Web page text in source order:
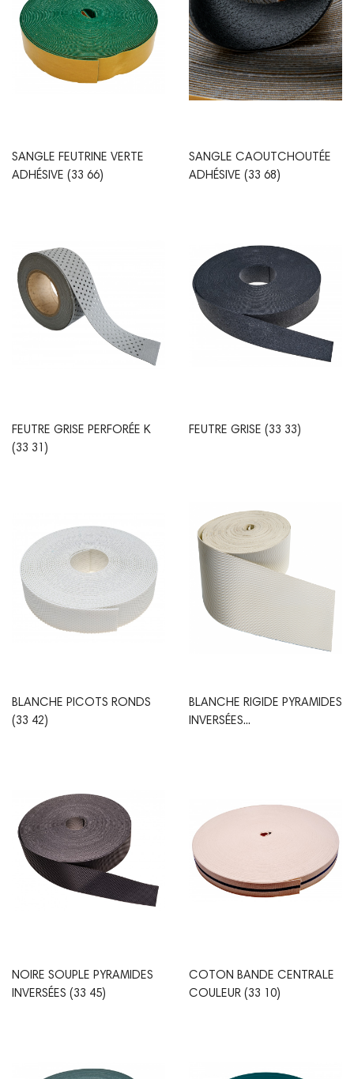
SANGLE FEUTRINE VERTE
ADHÉSIVE (33 66)
SANGLE CAOUTCHOUTÉE
ADHÉSIVE (33 68)
FEUTRE GRISE PERFORÉE K
(33 31)
FEUTRE GRISE (33 33)
BLANCHE PICOTS RONDS
(33 42)
BLANCHE RIGIDE PYRAMIDES
INVERSÉES...
NOIRE SOUPLE PYRAMIDES
INVERSÉES (33 45)
COTON BANDE CENTRALE
COULEUR (33 10)